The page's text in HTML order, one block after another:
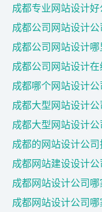
成都专业网站设计好
成都公司网站设计
成都公司网站设计哪
成都公司网站设计
成都哪个网站设计
成都大型网站设计公
成都大型网站设计
成都的网站设计公司
成都网站建设设计公
成都网站设计公司
成都网站设计公司